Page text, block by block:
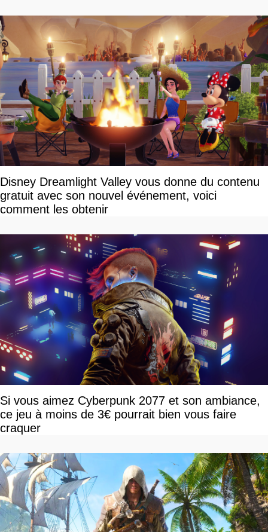
Disney Dreamlight Valley vous donne du contenu
gratuit avec son nouvel événement, voici
comment les obtenir
Si vous aimez Cyberpunk 2077 et son ambiance,
ce jeu à moins de 3€ pourrait bien vous faire
craquer